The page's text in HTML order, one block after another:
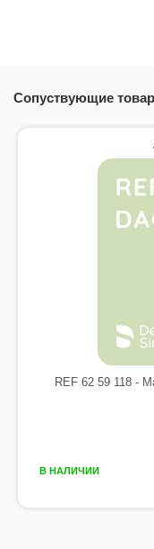
Сопуствующие
REF 62 59 118 -
В НАЛИЧИИ